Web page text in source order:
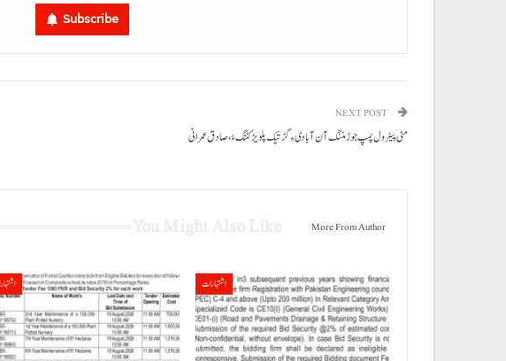
Subscribe
NEXT POST
منی پیٹرول پمپ جوڑ مننگ آن آبادی ءِ گڑتیک پلویڑ کننگ ءُ، صادق عمرانی
More From Author
اشتہارات